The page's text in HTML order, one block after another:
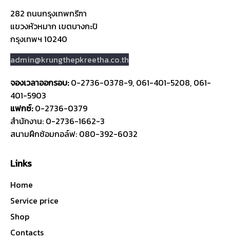
282 ถนนกรุงเทพกรีฑา
แขวงหัวหมาก เขตบางกะปิ
กรุงเทพฯ 10240
admin@krungthepkreetha.co.th
จองเวลาออกรอบ:0-2736-0378-9, 061-401-5208, 061-
401-5903
แฟกซ์:0-2736-0379
สำนักงาน: 0-2736-1662-3
สนามฝึกซ้อมกอล์ฟ: 080-392-6032
Links
Home
Service price
Shop
Contacts